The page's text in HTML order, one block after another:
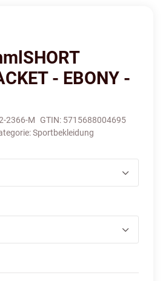
- EBONY -
2366-M GTIN: 5715688004695
Sportbekleidung